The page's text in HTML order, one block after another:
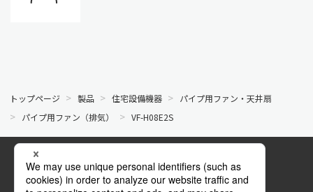
トップページ 製品 住宅設備機器
パイプ用ファン・天井扇
パイプ用ファン（排気）
VF-H08E2S